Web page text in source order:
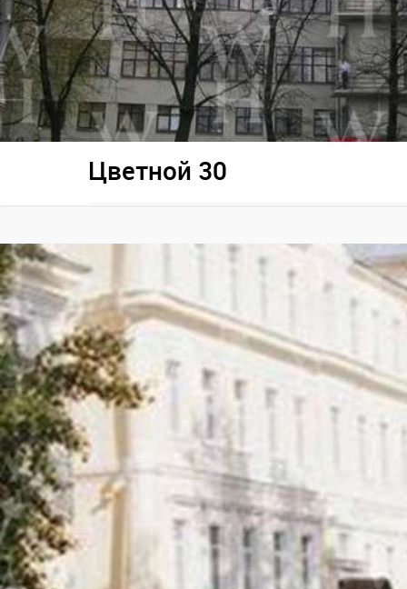
Цветной 30